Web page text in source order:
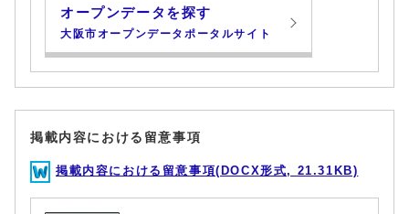
オープンデータを探す
大阪市オープンデータポータルサイト
掲載内容における留意事項
掲載内容における留意事項(DOCX形式, 21.31KB)